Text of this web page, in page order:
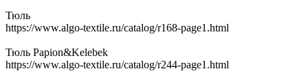
Тюль
https://www.algo-textile.ru/catalog/r168-page1.html
Тюль Papion&Kelebek
https://www.algo-textile.ru/catalog/r244-page1.html